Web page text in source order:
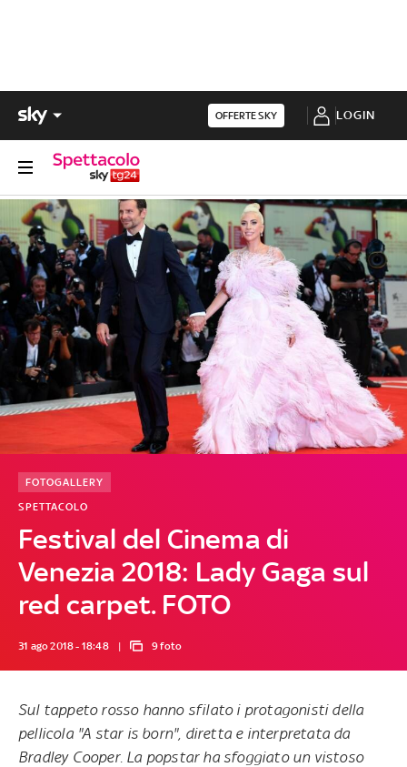
OFFERTE SKY LOGIN
Festival del Cinema di
Venezia 2018: Lady Gaga sul
red carpet. FOTO
SPETTACOLO
FOTOGALLERY
31 ago 2018 - 18:48 9 foto
Sul tappeto rosso hanno sfilato i protagonisti della
pellicola "A star is born", diretta e interpretata da
Bradley Cooper. La popstar ha sfoggiato un vistoso